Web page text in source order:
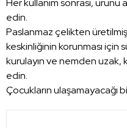
Her kullanım sonrası,
edin.
Paslanmaz çelikten
keskinliğinin korunması
kurulayın ve nemden uzak,
edin.
Çocukların ulaşamayacağı